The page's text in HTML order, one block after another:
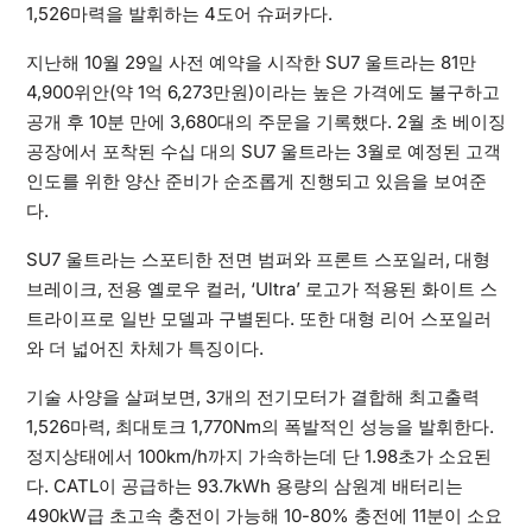
1,526마력을 발휘하는 4도어 슈퍼카다.
지난해 10월 29일 사전 예약을 시작한 SU7 울트라는 81만
4,900위안(약 1억 6,273만원)이라는 높은 가격에도 불구하고
공개 후 10분 만에 3,680대의 주문을 기록했다. 2월 초 베이징
공장에서 포착된 수십 대의 SU7 울트라는 3월로 예정된 고객
인도를 위한 양산 준비가 순조롭게 진행되고 있음을 보여준
다.
SU7 울트라는 스포티한 전면 범퍼와 프론트 스포일러, 대형
브레이크, 전용 옐로우 컬러, ‘Ultra’ 로고가 적용된 화이트 스
트라이프로 일반 모델과 구별된다. 또한 대형 리어 스포일러
와 더 넓어진 차체가 특징이다.
기술 사양을 살펴보면, 3개의 전기모터가 결합해 최고출력
1,526마력, 최대토크 1,770Nm의 폭발적인 성능을 발휘한다.
정지상태에서 100km/h까지 가속하는데 단 1.98초가 소요된
다. CATL이 공급하는 93.7kWh 용량의 삼원계 배터리는
490kW급 초고속 충전이 가능해 10-80% 충전에 11분이 소요